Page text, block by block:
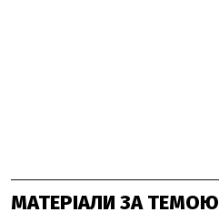
МАТЕРІАЛИ ЗА ТЕМОЮ